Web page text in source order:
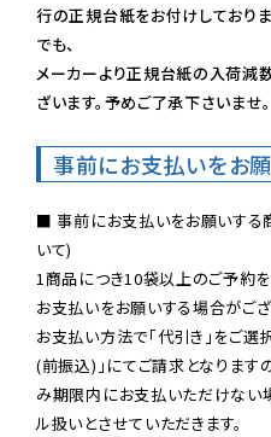
行の正規台紙をお付けしており
でも、
メーカーより正規台紙の入荷減
ざいます。予めご了承下さいませ。
事前にお支払いをお
■ 事前にお支払いをお願いする
いて)
1商品につき10袋以上のご予約
お支払いをお願いする場合がござ
お支払い方法で「代引き」をご選
(前振込)」にてご請求となります
み期限内にお支払いただけない
ル扱いとさせていただきます。